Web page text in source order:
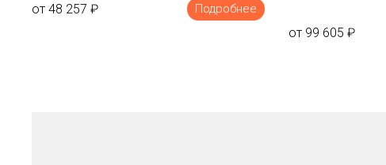
от 48 257 ₽ Подробнее
от 99 605 ₽